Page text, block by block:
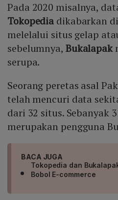
Pada 2020 misalnya,
Tokopedia dikabarkan
melelalui situs gelap
sebelumnya, Bukalapak
serupa.
Seorang peretas asal
telah mencuri data
dari 32 situs. Sebanyak
merupakan pengguna
BACA JUGA
Tokopedia dan
Bobol E-commerce